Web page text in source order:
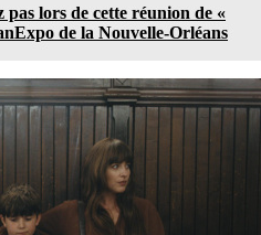
pas lors de cette réunion de «
de la Nouvelle-Orléans